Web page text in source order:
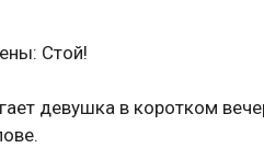
Стой!
девушка в коротком